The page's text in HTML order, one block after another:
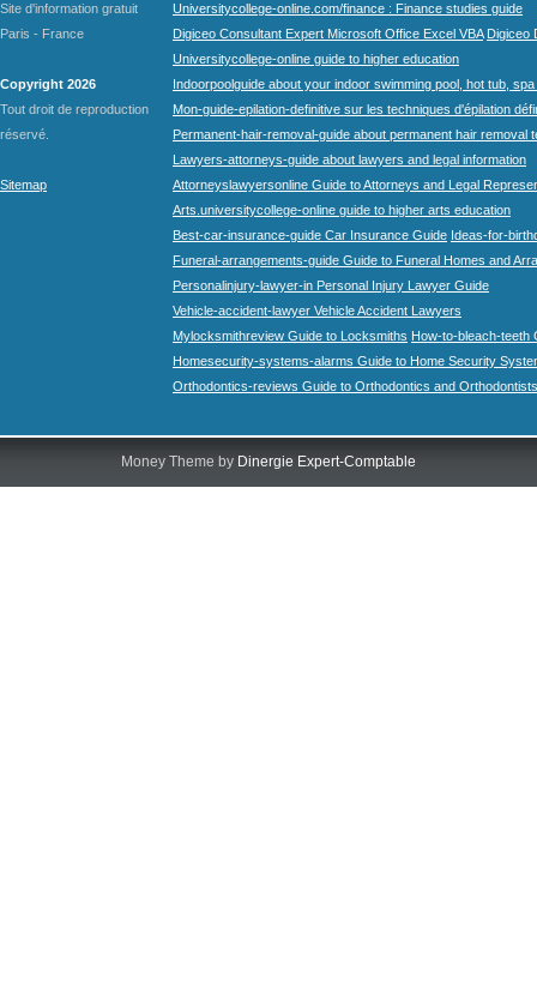
Site d'information gratuit
Paris - France
Copyright 2026
Tout droit de reproduction
réservé.
Sitemap
Universitycollege-online.com/finance : Finance studies guide
Digiceo Consultant Expert Microsoft Office Excel VBA Digiceo
Universitycollege-online guide to higher education
Indoorpoolguide about your indoor swimming pool, hot tub,
Mon-guide-epilation-definitive sur les techniques d'épilation
Permanent-hair-removal-guide about permanent hair removal
Lawyers-attorneys-guide about lawyers and legal information
Attorneyslawyersonline Guide to Attorneys and Legal
Arts.universitycollege-online guide to higher arts education
Best-car-insurance-guide Car Insurance Guide Ideas-for-
Funeral-arrangements-guide Guide to Funeral Homes and
Personalinjury-lawyer-in Personal Injury Lawyer Guide
Vehicle-accident-lawyer Vehicle Accident Lawyers
Mylocksmithreview Guide to Locksmiths How-to-bleach-teeth
Homesecurity-systems-alarms Guide to Home Security
Orthodontics-reviews Guide to Orthodontics and Orthodontists
Money Theme by Dinergie Expert-Comptable